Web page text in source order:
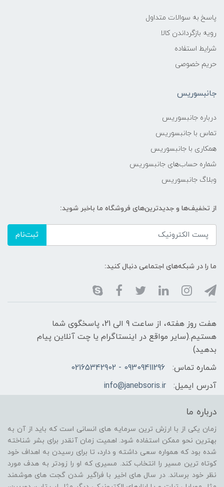
پاسخ به سوالات متداول
رویه بازگرداندن کالا
شرایط استفاده
حریم خصوصی
جانبسوریس
درباره جانبسوریس
تماس با جانبسوریس
همکاری با جانبسوریس
شماره حساب‌های جانبسوریس
وبلاگ جانبسوریس
از تخفیف‌ها و جدیدترین‌های فروشگاه ما باخبر شوید:
ثبت‌نام
ما را در شبکه‌های اجتماعی دنبال کنید:
هفت روز هفته، از ساعت 9 الی 21، پاسخگوی شما
هستیم.(سایر مواقع در اینستاگرام یا چت آنلاین پیام
بدهید)
شماره تماس:
09309411296 - 02165342902
آدرس ایمیل:
info@janebsoris.ir
درباره ما
زمان یکی از با ارزش ترین سرمایه های انسانی است که باید از آن به
بهترین نحو ممکن استفاده شود. اهمیت زمان آنقدر برای بشر شناخته
شده بود که همواره سعی داشته و دارد، تا برای رسیدن به اهداف خود
کوتاه ترین مسیر را انتخاب کند. مسیری که او را زودتر به هدف مورد
نظر خود برساند. در سال های اخیر با فراگیر شدن گجت های هوشمند